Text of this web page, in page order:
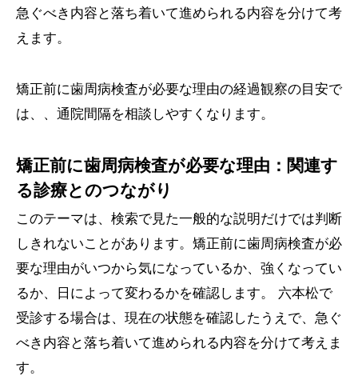
急ぐべき内容と落ち着いて進められる内容を分けて考
えます。
矯正前に歯周病検査が必要な理由の経過観察の目安で
は、、通院間隔を相談しやすくなります。
矯正前に歯周病検査が必要な理由：関連す
る診療とのつながり
このテーマは、検索で見た一般的な説明だけでは判断
しきれないことがあります。矯正前に歯周病検査が必
要な理由がいつから気になっているか、強くなってい
るか、日によって変わるかを確認します。 六本松で
受診する場合は、現在の状態を確認したうえで、急ぐ
べき内容と落ち着いて進められる内容を分けて考えま
す。